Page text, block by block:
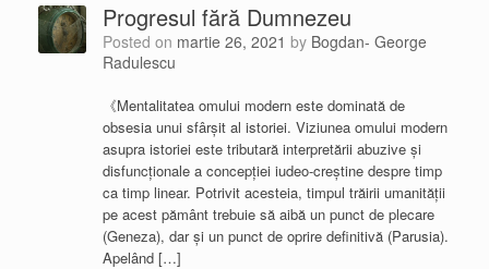
Progresul fără Dumnezeu
Posted on martie 26, 2021 by Bogdan- George
Radulescu
《Mentalitatea omului modern este dominată de
obsesia unui sfârşit al istoriei. Viziunea omului modern
asupra istoriei este tributară interpretării abuzive și
disfuncționale a concepţiei iudeo-creştine despre timp
ca timp linear. Potrivit acesteia, timpul trăirii umanităţii
pe acest pământ trebuie să aibă un punct de plecare
(Geneza), dar şi un punct de oprire definitivă (Parusia).
Apelând […]